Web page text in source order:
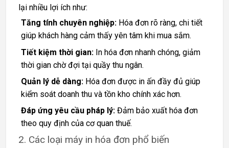
lại nhiều lợi ích như:
Tăng tính chuyên nghiệp:Hóa đơn rõ ràng, chi tiết
giúp khách hàng cảm thấy yên tâm khi mua sắm.
Tiết kiệm thời gian:In hóa đơn nhanh chóng, giảm
thời gian chờ đợi tại quầy thu ngân.
Quản lý dễ dàng:Hóa đơn được in ấn đầy đủ giúp
kiểm soát doanh thu và tồn kho chính xác hơn.
Đáp ứng yêu cầu pháp lý:Đảm bảo xuất hóa đơn
theo quy định của cơ quan thuế.
2. Các loại máy in hóa đơn phổ biến